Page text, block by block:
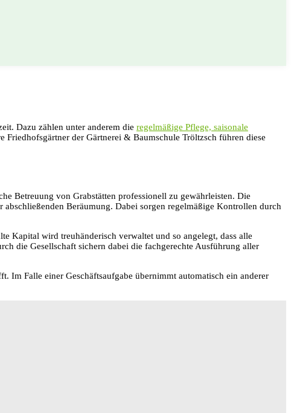
Dazu zählen unter anderem die regelmäßige Pflege, saisonale
Friedhofsgärtner der Gärtnerei & Baumschule Tröltzsch führen diese
Betreuung von Grabstätten professionell zu gewährleisten. Die
Beräumung. Dabei sorgen regelmäßige Kontrollen durch
Kapital wird treuhänderisch verwaltet und so angelegt, dass alle
die Gesellschaft sichern dabei die fachgerechte Ausführung aller
Im Falle einer Geschäftsaufgabe übernimmt automatisch ein anderer